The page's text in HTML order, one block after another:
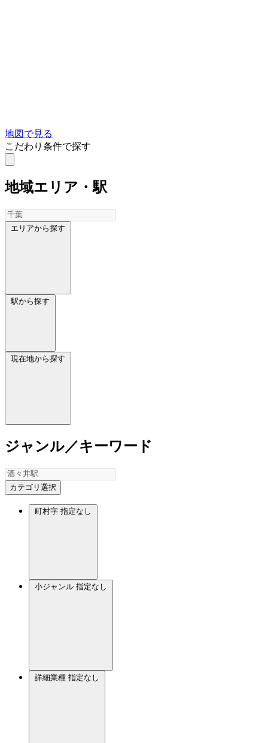
地図で見る
こだわり条件で探す
地域エリア・駅
エリアから探す
駅から探す
現在地から探す
ジャンル／キーワード
カテゴリ選択
町村字 指定なし
小ジャンル 指定なし
詳細業種 指定なし